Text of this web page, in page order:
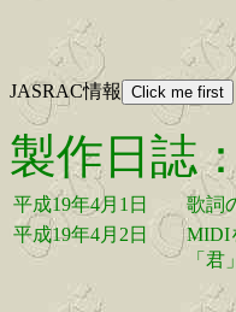
JASRAC情報
製作日誌：
平成19年4月1日
歌詞
平成19年4月2日
MIDI
「